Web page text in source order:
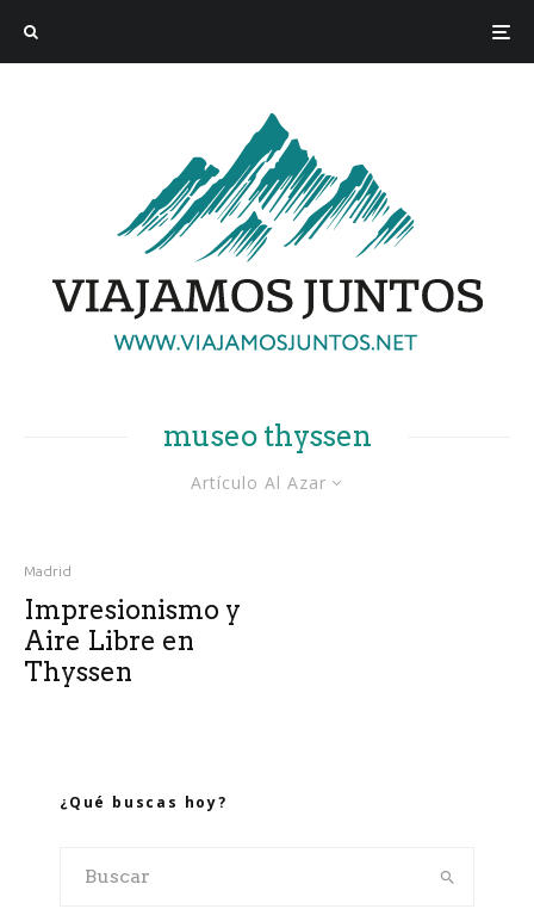
museo thyssen
Artículo Al Azar
Madrid
Impresionismo y
Aire Libre en
Thyssen
¿Qué buscas hoy?